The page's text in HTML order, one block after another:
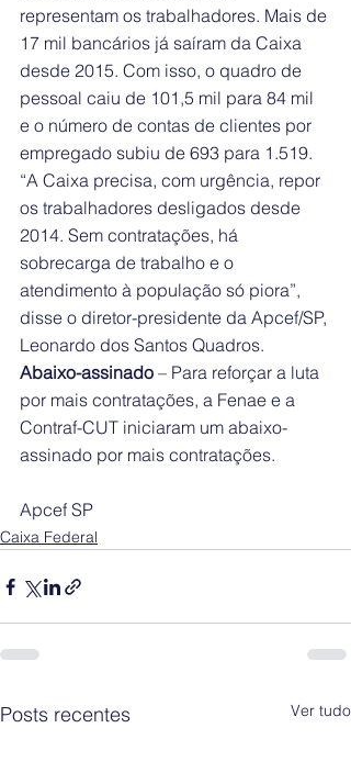
representam os trabalhadores. Mais de
17 mil bancários já saíram da Caixa
desde 2015. Com isso, o quadro de
pessoal caiu de 101,5 mil para 84 mil
e o número de contas de clientes por
empregado subiu de 693 para 1.519.
“A Caixa precisa, com urgência, repor
os trabalhadores desligados desde
2014. Sem contratações, há
sobrecarga de trabalho e o
atendimento à população só piora”,
disse o diretor-presidente da Apcef/SP,
Leonardo dos Santos Quadros.
Abaixo-assinado – Para reforçar a luta
por mais contratações, a Fenae e a
Contraf-CUT iniciaram um abaixo-
assinado por mais contratações.
Apcef SP
Caixa Federal
Posts recentes Ver tudo